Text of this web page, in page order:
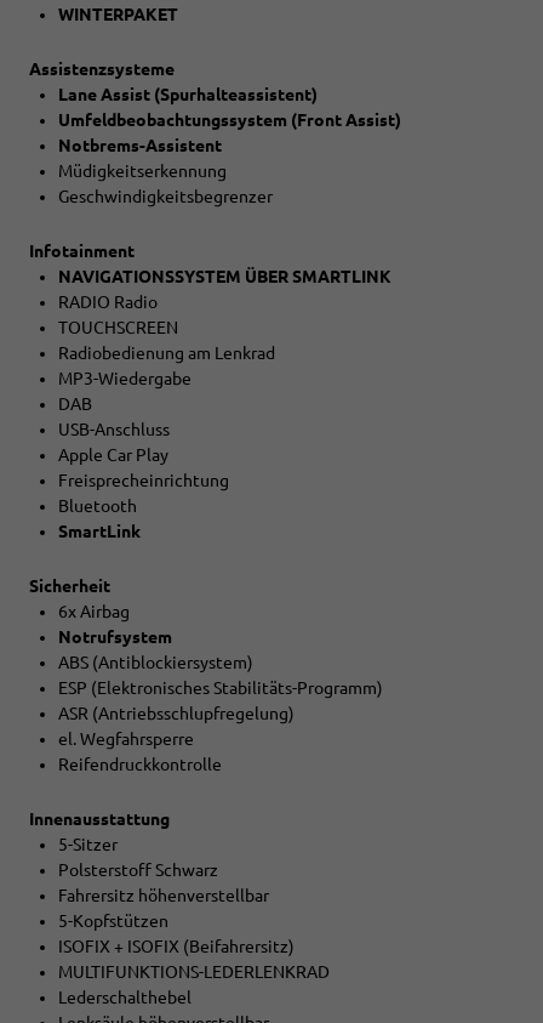
WINTERPAKET
Assistenzsysteme
Lane Assist (Spurhalteassistent)
Umfeldbeobachtungssystem (Front Assist)
Notbrems-Assistent
Müdigkeitserkennung
Geschwindigkeitsbegrenzer
Infotainment
NAVIGATIONSSYSTEM ÜBER SMARTLINK
RADIO Radio
TOUCHSCREEN
Radiobedienung am Lenkrad
MP3-Wiedergabe
DAB
USB-Anschluss
Apple Car Play
Freisprecheinrichtung
Bluetooth
SmartLink
Sicherheit
6x Airbag
Notrufsystem
ABS (Antiblockiersystem)
ESP (Elektronisches Stabilitäts-Programm)
ASR (Antriebsschlupfregelung)
el. Wegfahrsperre
Reifendruckkontrolle
Innenausstattung
5-Sitzer
Polsterstoff Schwarz
Fahrersitz höhenverstellbar
5-Kopfstützen
ISOFIX + ISOFIX (Beifahrersitz)
MULTIFUNKTIONS-LEDERLENKRAD
Lederschalthebel